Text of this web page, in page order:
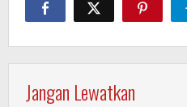
Jangan Lewatkan